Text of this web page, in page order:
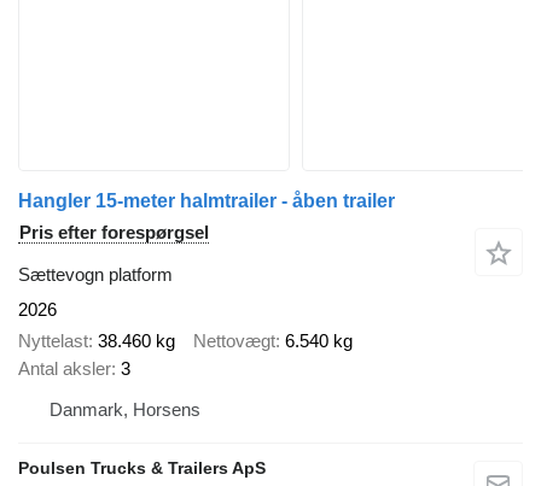
Hangler 15-meter halmtrailer - åben trailer
Pris efter forespørgsel
Sættevogn platform
2026
Nyttelast 38.460 kg Nettovægt 6.540 kg
Antal aksler 3
Danmark, Horsens
Poulsen Trucks & Trailers ApS